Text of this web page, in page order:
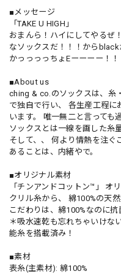
■メッセージ
「TAKE U HIGH」
おまんら！ハイにしてやるぜ
なソックスだ！！！からblack
かっっっっちょEーーーー！！
■About us
ching & co.のソックスは、糸
で独自で行い、 各生産工程
います。 唯一無二と言っても
ソックスとは一線を画した糸
そして、、 何より情熱を注ぐ
あることは、内緒やで。
■オリジナル素材
「チンアンドコットン™」 オ
クリル糸から、 綿100%の天
こだわりは、綿100%なのに
＊吸水速乾も忘れちゃいけな
能糸を搭載済み！
■素材
表糸(主素材): 綿100%